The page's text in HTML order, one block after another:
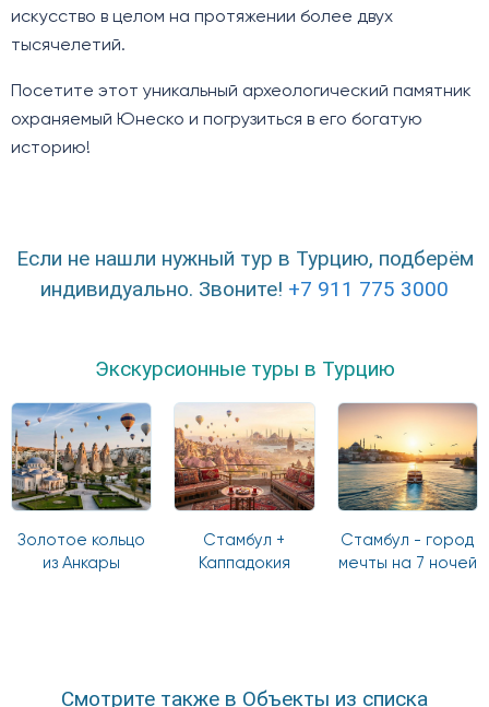
искусство в целом на протяжении более двух
тысячелетий.
Посетите этот уникальный археологический памятник
охраняемый Юнеско и погрузиться в его богатую
историю!
Если не нашли нужный тур в Турцию, подберём
индивидуально. Звоните! +7 911 775 3000
Экскурсионные туры в Турцию
Золотое кольцо
из Анкары
Стамбул +
Каппадокия
Стамбул - город
мечты на 7 ночей
Смотрите также в Объекты из списка